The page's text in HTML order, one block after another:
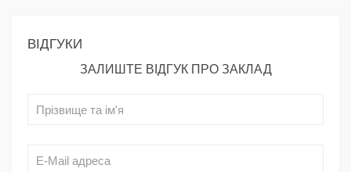
ВІДГУКИ
ЗАЛИШТЕ ВІДГУК ПРО ЗАКЛАД